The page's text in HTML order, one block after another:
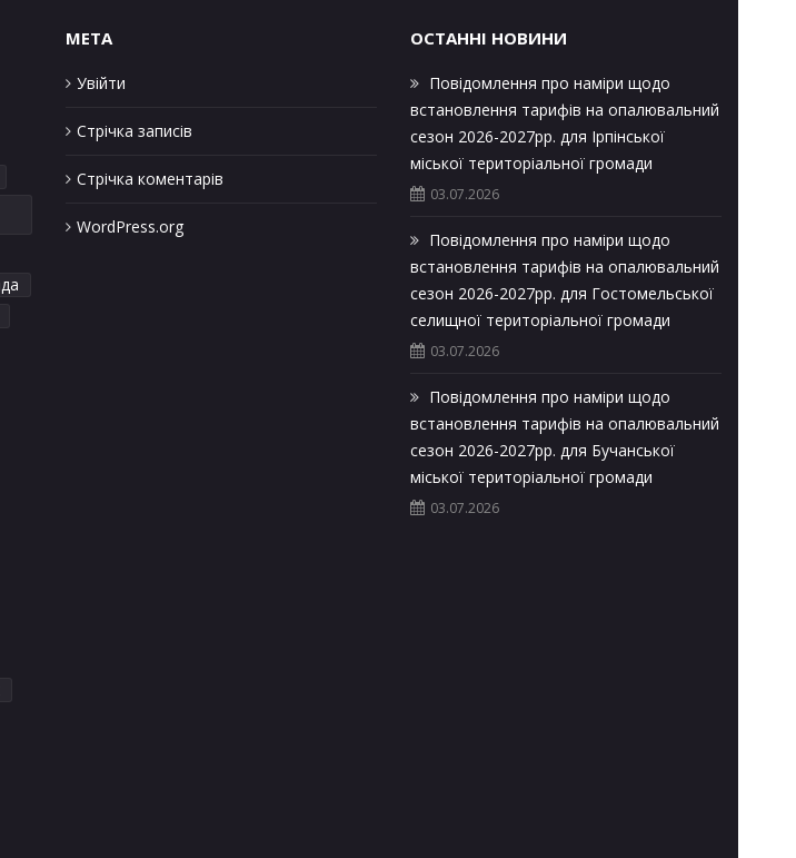
META
Увійти
Стрічка записів
Стрічка коментарів
WordPress.org
ОСТАННІ НОВИНИ
Повідомлення про наміри щодо
встановлення тарифів на опалювальний
сезон 2026-2027рр. для Ірпінської
міської територіальної громади
03.07.2026
Повідомлення про наміри щодо
встановлення тарифів на опалювальний
сезон 2026-2027рр. для Гостомельської
селищної територіальної громади
03.07.2026
Повідомлення про наміри щодо
встановлення тарифів на опалювальний
сезон 2026-2027рр. для Бучанської
міської територіальної громади
03.07.2026